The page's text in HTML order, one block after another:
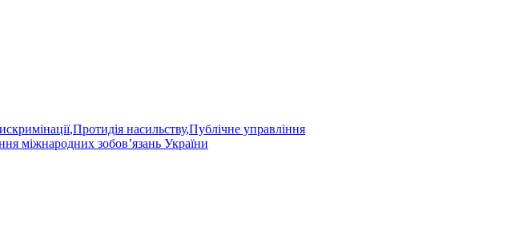
,Протидія насильству,Публічне управління
міжнародних зобов’язань України